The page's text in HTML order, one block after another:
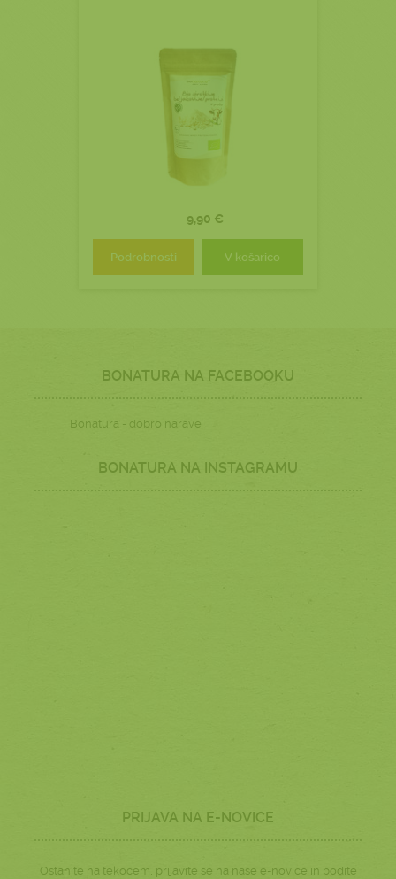
9,90 €
Podrobnosti V košarico
BONATURA NA FACEBOOKU
Bonatura - dobro narave
BONATURA NA INSTAGRAMU
PRIJAVA NA E-NOVICE
Ostanite na tekočem, prijavite se na naše e-novice in bodite